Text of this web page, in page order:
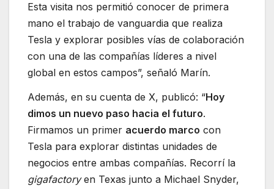
Esta visita nos permitió conocer de primera
mano el trabajo de vanguardia que realiza
Tesla y explorar posibles vías de colaboración
con una de las compañías líderes a nivel
global en estos campos”, señaló Marín.
Además, en su cuenta de X, publicó: “Hoy
dimos un nuevo paso hacia el futuro.
Firmamos un primer acuerdo marco con
Tesla para explorar distintas unidades de
negocios entre ambas compañías. Recorrí la
gigafactoryen Texas junto a Michael Snyder,